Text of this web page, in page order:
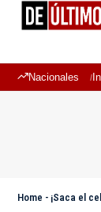
Nacionales
Home - ¡Saca el